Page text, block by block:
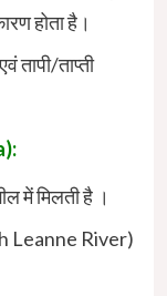
होता है।
तापी/ताप्ती
में मिलती है ।
Leanne River)